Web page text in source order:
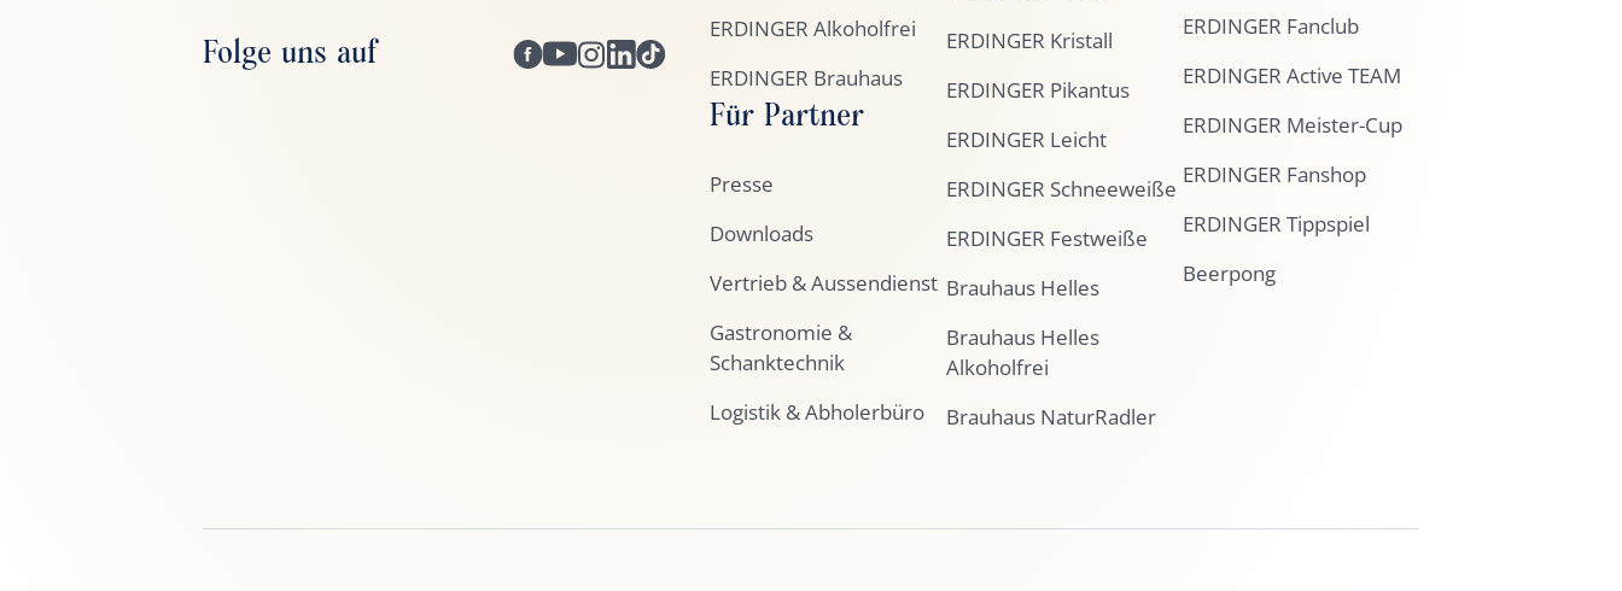
Folge uns auf
ERDINGER Alkoholfrei
ERDINGER Brauhaus
Für Partner
Presse
Downloads
Vertrieb & Aussendienst
Gastronomie &
Schanktechnik
Logistik & Abholerbüro
ERDINGER Kristall
ERDINGER Pikantus
ERDINGER Leicht
ERDINGER Schneeweiße
ERDINGER Festweiße
Brauhaus Helles
Brauhaus Helles
Alkoholfrei
Brauhaus NaturRadler
ERDINGER Fanclub
ERDINGER Active TEAM
ERDINGER Meister-Cup
ERDINGER Fanshop
ERDINGER Tippspiel
Beerpong